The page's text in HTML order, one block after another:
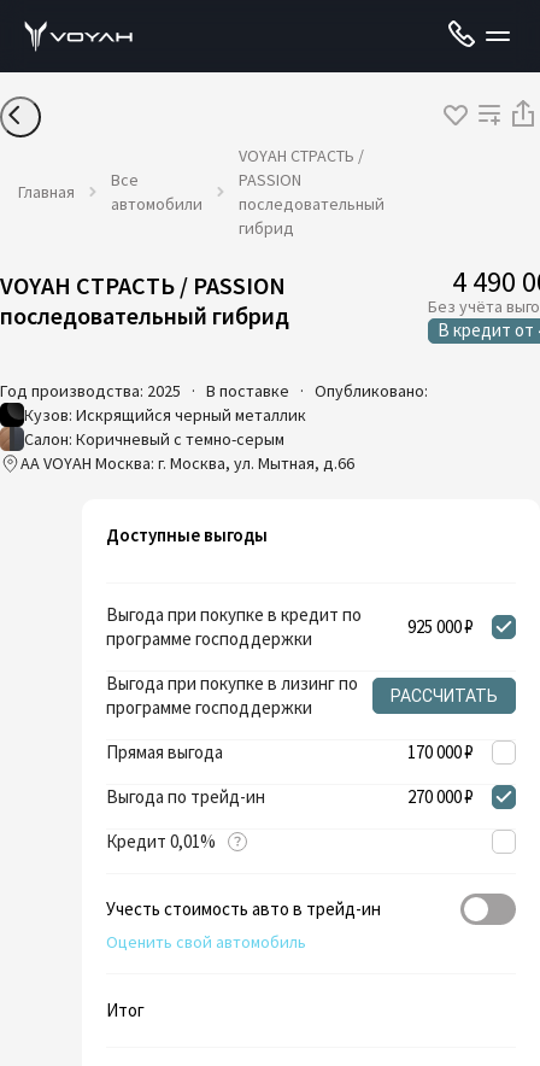
Главная
Все
автомобили
VOYAH СТРАСТЬ /
PASSION
последовательный
гибрид
VOYAH СТРАСТЬ / PASSION
последовательный гибрид
Год производства: 2025 · В поставке · Опубликовано:
Кузов: Искрящийся черный металлик
Салон: Коричневый с темно-серым
AA VOYAH Москва: г. Москва, ул. Мытная, д.66
4 490
Без учёта
В кредит от
Доступные выгоды
Выгода при покупке в кредит по
программе господдержки
925 000 ₽
Выгода при покупке в лизинг по
программе господдержки
РАССЧИТАТЬ
Прямая выгода
170 000 ₽
Выгода по трейд-ин
270 000 ₽
Кредит 0,01%
Учесть стоимость авто в трейд-ин
Оценить свой автомобиль
Итог